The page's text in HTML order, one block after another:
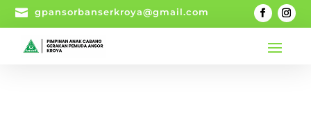
 gpansorbanserkroya@gmail.com